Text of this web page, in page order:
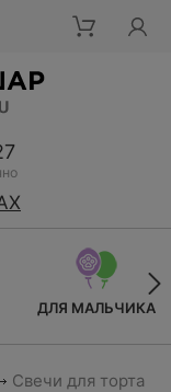
ДЛЯ МАЛЬЧИКА
Свечи для торта